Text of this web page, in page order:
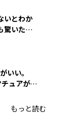
いとわか
驚いた
いい。
ュアが選
もっと読む